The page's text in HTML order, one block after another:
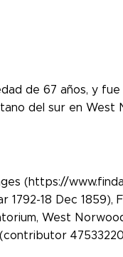
de 67 años, y
del sur en West
(https://
1792-18 Dec 1859),
West